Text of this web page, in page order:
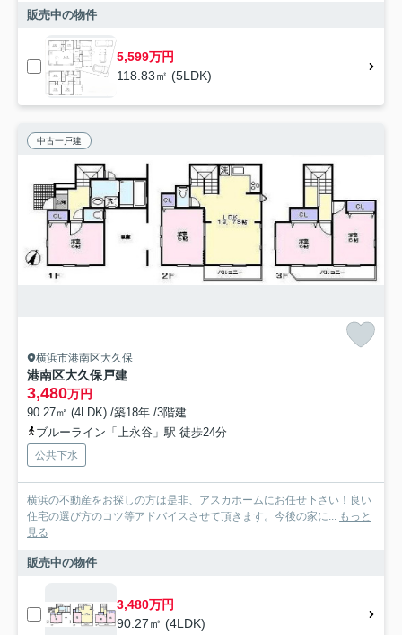
販売中の物件
5,599万円
118.83㎡ (5LDK)
中古一戸建
横浜市港南区大久保
港南区大久保戸建
3,480万円
90.27㎡ (4LDK) /築18年 /3階建
ブルーライン「上永谷」駅 徒歩24分
公共下水
横浜の不動産をお探しの方は是非、アスカホームにお任せ下さい！良い
住宅の選び方のコツ等アドバイスさせて頂きます。今後の家に... もっと
見る
販売中の物件
3,480万円
90.27㎡ (4LDK)